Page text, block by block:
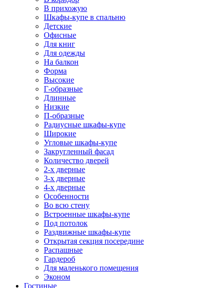
В прихожую
Шкафы-купе в спальню
Детские
Офисные
Для книг
Для одежды
На балкон
Форма
Высокие
Г-образные
Длинные
Низкие
П-образные
Радиусные шкафы-купе
Широкие
Угловые шкафы-купе
Закругленный фасад
Количество дверей
2-х дверные
3-х дверные
4-х дверные
Особенности
Во всю стену
Встроенные шкафы-купе
Под потолок
Раздвижные шкафы-купе
Открытая секция посередине
Распашные
Гардероб
Для маленького помещения
Эконом
Гостиные